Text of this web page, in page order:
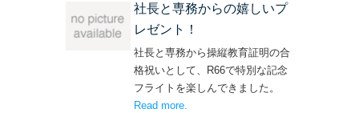
社長と専務からの嬉しいプ
レゼント！
社長と専務から操縦教育証明の合
格祝いとして、R66で特別な記念
フライトを楽しんできました。
Read more– ‘社長と専務からの嬉しいプレゼン
.